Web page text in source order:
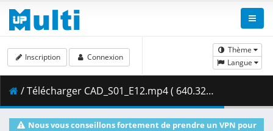
Thème
Langue
Inscription Connexion
/ Télécharger CAD_S01_E12.mp4 ( 640.32 MB )
Nous vous conseillons fortement de prendre un VPN pour